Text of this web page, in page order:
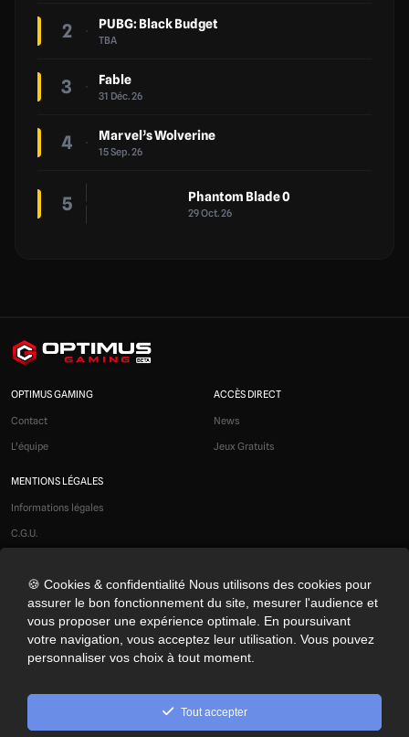
2 PUBG: Black Budget
TBA
3 Fable
31 Déc. 26
4 Marvel’s Wolverine
15 Sep. 26
5 Phantom Blade 0
29 Oct. 26
OPTIMUS GAMING
Contact
L'équipe
ACCÈS DIRECT
News
Jeux Gratuits
MENTIONS LÉGALES
Informations légales
C.G.U.
Modération
Confidentialité
Cookies
Préférences cookies
NOS RÉSEAUX SOCIAUX
🍪 Cookies & confidentialité Nous utilisons des cookies pour
assurer le bon fonctionnement du site, mesurer l'audience et
vous proposer une expérience optimale. En poursuivant
votre navigation, vous acceptez leur utilisation. Vous pouvez
personnaliser vos choix à tout moment.
Tout accepter